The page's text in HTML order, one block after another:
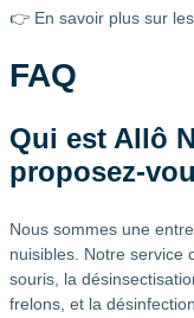
👉 En savoir plus sur les
FAQ
Qui est Allô
proposez-
Nous sommes une
nuisibles. Notre service
souris, la
frelons, et la